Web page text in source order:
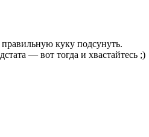
куку подсунуть.
— вот тогда и хвастайтесь ;)